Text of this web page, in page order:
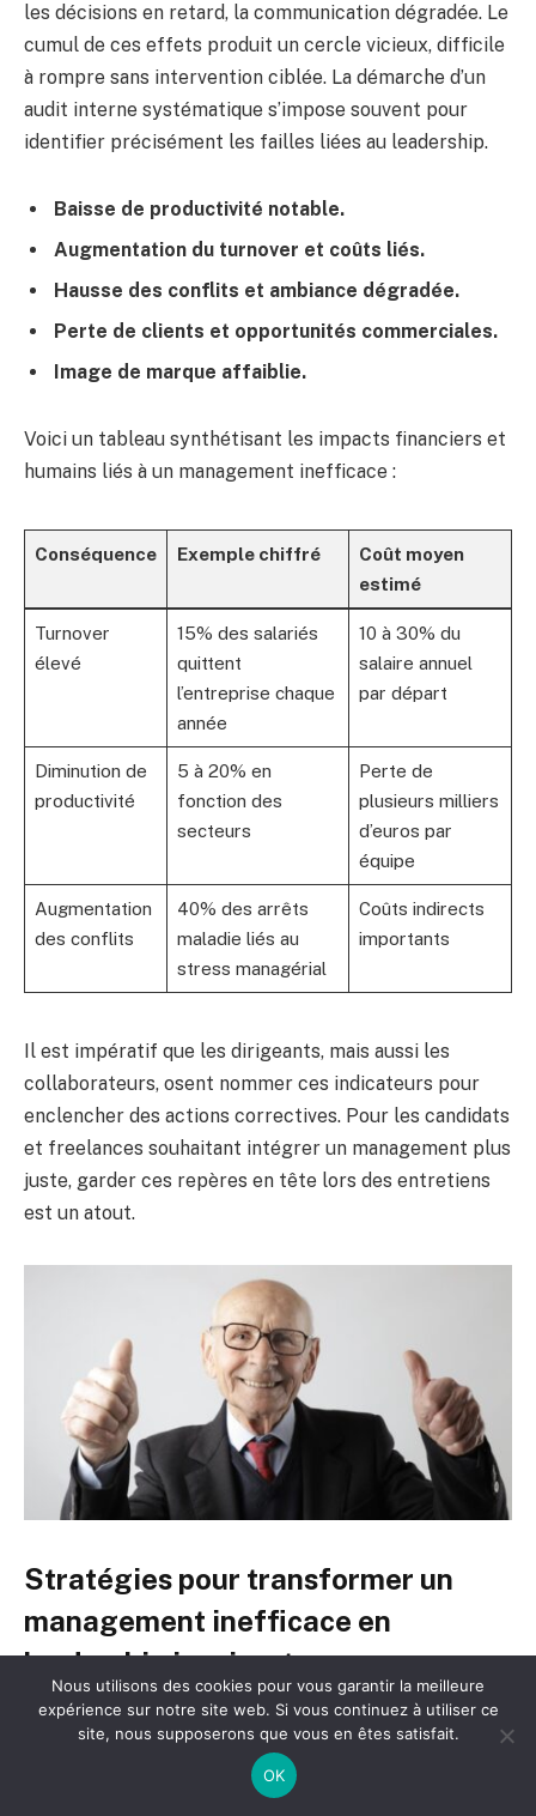
les décisions en retard, la communication dégradée. Le
cumul de ces effets produit un cercle vicieux, difficile
à rompre sans intervention ciblée. La démarche d’un
audit interne systématique s’impose souvent pour
identifier précisément les failles liées au leadership.
Baisse de productivité notable.
Augmentation du turnover et coûts liés.
Hausse des conflits et ambiance dégradée.
Perte de clients et opportunités commerciales.
Image de marque affaiblie.
Voici un tableau synthétisant les impacts financiers et
humains liés à un management inefficace :
Conséquence Exemple chiffré
Coût moyen
estimé
Turnover
élevé
15% des salariés
quittent
l’entreprise chaque
année
10 à 30% du
salaire annuel
par départ
Diminution de
productivité
5 à 20% en
fonction des
secteurs
Perte de
plusieurs milliers
d’euros par
équipe
Augmentation
des conflits
40% des arrêts
maladie liés au
stress managérial
Coûts indirects
importants
Il est impératif que les dirigeants, mais aussi les
collaborateurs, osent nommer ces indicateurs pour
enclencher des actions correctives. Pour les candidats
et freelances souhaitant intégrer un management plus
juste, garder ces repères en tête lors des entretiens
est un atout.
Stratégies pour transformer un
management inefficace en
leadership inspirant
Redresser la barre face à un leadership défaillant
demande un effort conscient, une remise en question
profonde et la prise d’outils pertinents. Il est possible
Nous utilisons des cookies pour vous garantir la meilleure
expérience sur notre site web. Si vous continuez à utiliser ce
site, nous supposerons que vous en êtes satisfait.
OK